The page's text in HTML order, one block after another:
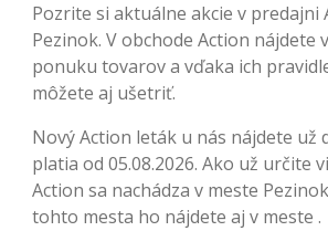
Pozrite si aktuálne akcie v predajni
Pezinok. V obchode Action nájdete
ponuku tovarov a vďaka ich
môžete aj ušetriť.
Nový Action leták u nás nájdete už
platia od 05.08.2026. Ako už určite
Action sa nachádza v meste
tohto mesta ho nájdete aj v meste .